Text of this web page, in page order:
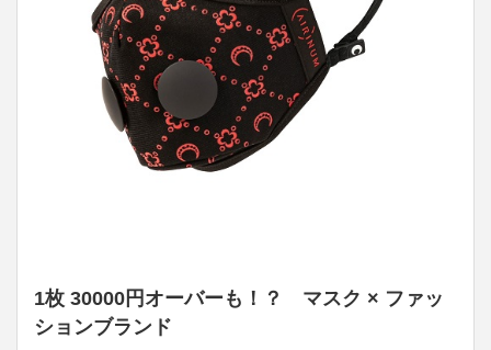
1枚 30000円オーバーも！？ マスク × ファッ
ションブランド